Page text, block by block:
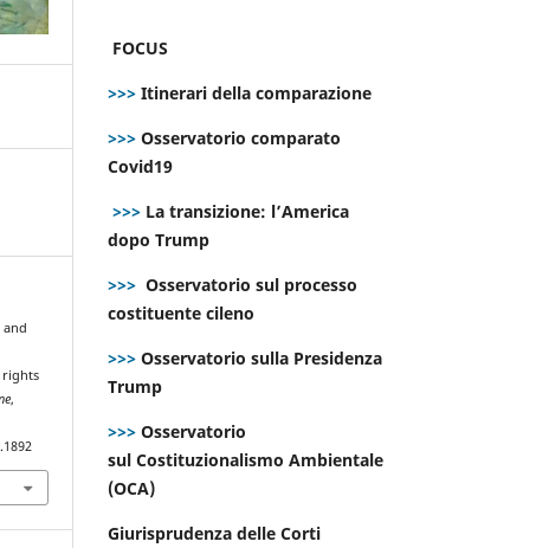
and
rights
,
FOCUS
>>> Itinerari della comparazione
>>> Osservatorio comparato
Covid19
>>> La transizione: l’America
dopo Trump
>>> Osservatorio sul processo
costituente cileno
>>> Osservatorio sulla Presidenza
Trump
>>> Osservatorio
sul Costituzionalismo Ambientale
(OCA)
Giurisprudenza delle Corti